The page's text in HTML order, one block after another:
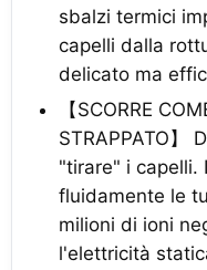
sbalzi termici
capelli dalla
delicato ma
【SCORRE
STRAPPATO】
"tirare" i capelli.
fluidamente le
milioni di ioni
l'elettricità